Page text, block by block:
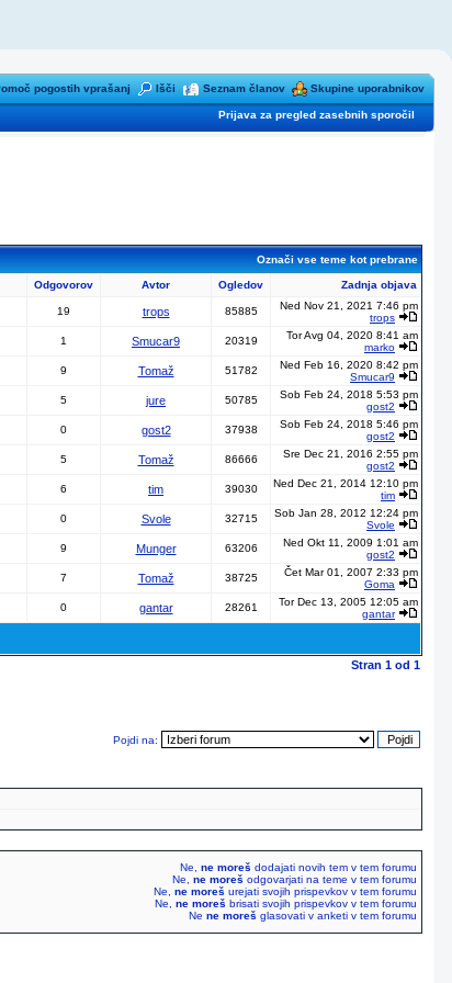
pogostih vprašanj Išči Seznam članov Skupine uporabnikov
Prijava za pregled zasebnih sporočil
Označi vse teme kot prebrane
Odgovorov Avtor Ogledov
Zadnja objava
19 trops 85885
Ned Nov 21, 2021 7:46 pm
trops
1 Smucar9 20319
Tor Avg 04, 2020 8:41 am
marko
9 Tomaž 51782
Ned Feb 16, 2020 8:42 pm
Smucar9
5 jure 50785
Sob Feb 24, 2018 5:53 pm
gost2
0 gost2 37938
Sob Feb 24, 2018 5:46 pm
gost2
5 Tomaž 86666
Sre Dec 21, 2016 2:55 pm
gost2
6 tim 39030
Ned Dec 21, 2014 12:10 pm
tim
0 Svole 32715
Sob Jan 28, 2012 12:24 pm
Svole
9 Munger 63206
Ned Okt 11, 2009 1:01 am
gost2
7 Tomaž 38725
Čet Mar 01, 2007 2:33 pm
Goma
0 gantar 28261
Tor Dec 13, 2005 12:05 am
gantar
Stran 1 od 1
Pojdi na:
Ne, ne moreš dodajati novih tem v tem forumu
Ne, ne moreš odgovarjati na teme v tem forumu
Ne, ne moreš urejati svojih prispevkov v tem forumu
Ne, ne moreš brisati svojih prispevkov v tem forumu
Ne ne moreš glasovati v anketi v tem forumu